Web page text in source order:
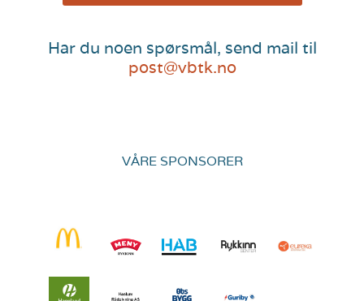
Har du noen spørsmål, send mail til
post@vbtk.no
VÅRE SPONSORER